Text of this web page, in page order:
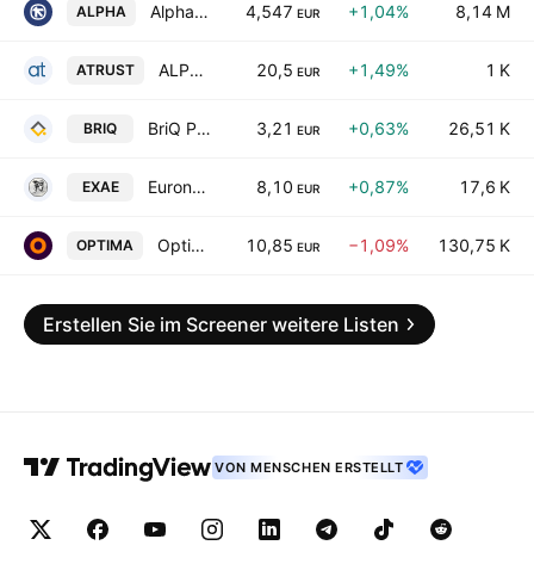
ALPHA Alpha Bank S.A. 4,547 EUR +1,04% 8,14 M
ATRUST ALPHA TRUST HOLDINGS S.A. 20,5 EUR +1,49% 1 K
BRIQ BriQ Properties Real Estate Investment Company 3,21 EUR +0,63% 26,51 K
EXAE Euronext Athens Holding S.A. 8,10 EUR +0,87% 17,6 K
OPTIMA Optima Bank SA 10,85 EUR −1,09% 130,75 K
Erstellen Sie im Screener weitere Listen
VON MENSCHEN ERSTELLT